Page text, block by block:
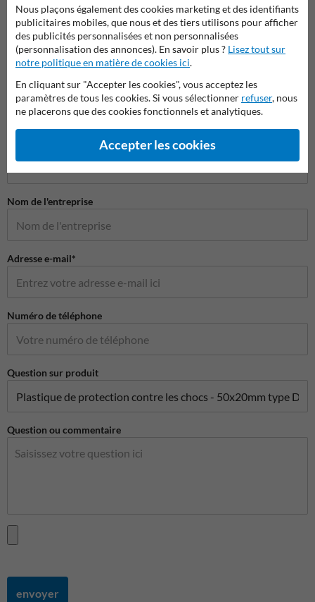
Protection contre les chocs
Protections d'angle et
supports de protection
Barrière de sécurité et protection industrielle
Nom de l'entreprise
Adresse e-mail*
Numéro de téléphone
Question sur produit
Question ou commentaire
envoyer
Nous plaçons également des cookies marketing et des identifiants
publicitaires mobiles, que nous et des tiers utilisons pour afficher
des publicités personnalisées et non personnalisées
(personnalisation des annonces). En savoir plus ? Lisez tout sur
notre politique en matière de cookies ici.
En cliquant sur "Accepter les cookies", vous acceptez les
paramètres de tous les cookies. Si vous sélectionner refuser, nous
ne placerons que des cookies fonctionnels et analytiques.
Accepter les cookies